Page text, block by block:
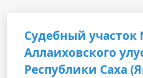
Судебный участок
Аллаиховского
Республики Саха